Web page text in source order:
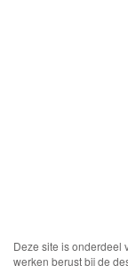
Deze site is onderdeel
werken berust bij de